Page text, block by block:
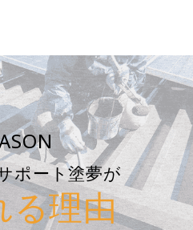
ポート塗夢が
る理由